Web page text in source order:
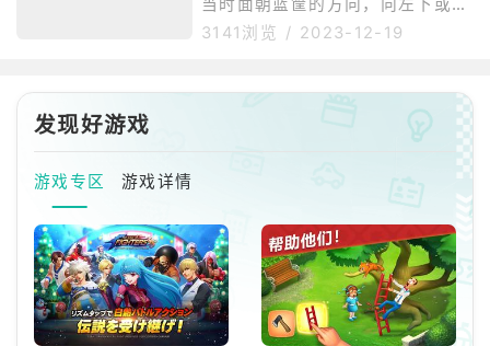
右下推动右遥感，亦或是在切入时
然后双击投篮键或者往非运球手推
右摇杆。欧洲步的重点就是使用变
向来绕开防守球员，在结合上面欧
洲部的按法及操作在对手要使用前
贴身提前站位就可以限制欧洲步的
使用。如果提前挡位置失败，那么
一定要预判到对手的欧洲步的第二
步的方向提前去站位干扰对手，在
封盖的时候
3141浏览 / 2023-12-19
发现好游戏
游戏专区 游戏详情